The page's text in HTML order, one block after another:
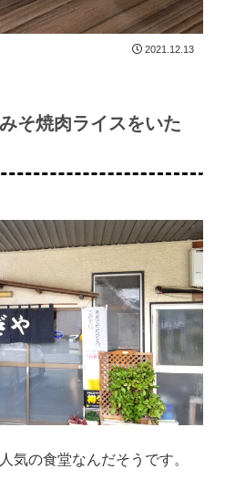
2021.12.13
そ焼肉ライスをいた
気の食堂なんだそうです。